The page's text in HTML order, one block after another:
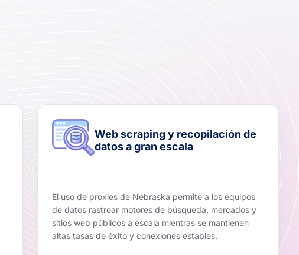
Web scraping y recopilación de
datos a gran escala
El uso de proxies de Nebraska permite a los equipos
de datos rastrear motores de búsqueda, mercados y
sitios web públicos a escala mientras se mantienen
altas tasas de éxito y conexiones estables.